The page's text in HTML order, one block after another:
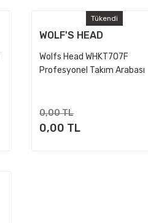
Tükendi
WOLF'S HEAD
Wolfs Head WHKT707F
Profesyonel Takım Arabası
0,00 TL
0,00 TL